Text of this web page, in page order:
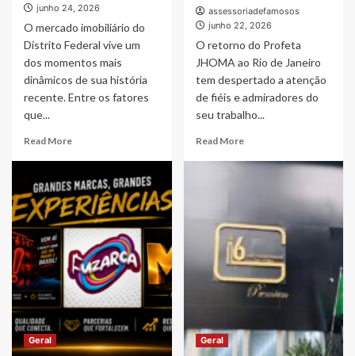
junho 24, 2026
O mercado imobiliário do
Distrito Federal vive um
dos momentos mais
dinâmicos de sua história
recente. Entre os fatores
que...
Read MoreRead
Cartas
Contempladas
do
Grupo
capital
DF
Impulsionam
o
Mercado
Imobiliário
do
Distrito
assessoriadefamosos
junho 22, 2026
O retorno do Profeta
JHOMA ao Rio de Janeiro
tem despertado a atenção
de fiéis e admiradores do
seu trabalho...
Read MoreRead
about
ao
Rio
de
Janeiro
e
intensifica
de
evangelização
Geral Geral